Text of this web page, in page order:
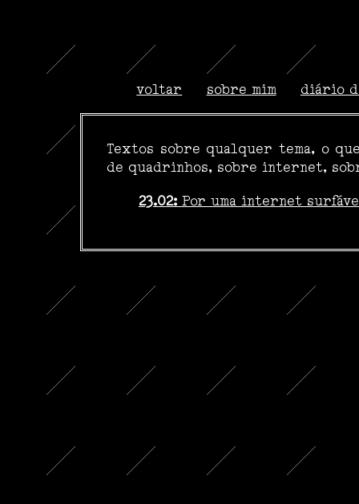
voltar sobre mim diário
Textos sobre qualquer tema, o
de quadrinhos, sobre internet,
23.02: Por uma internet